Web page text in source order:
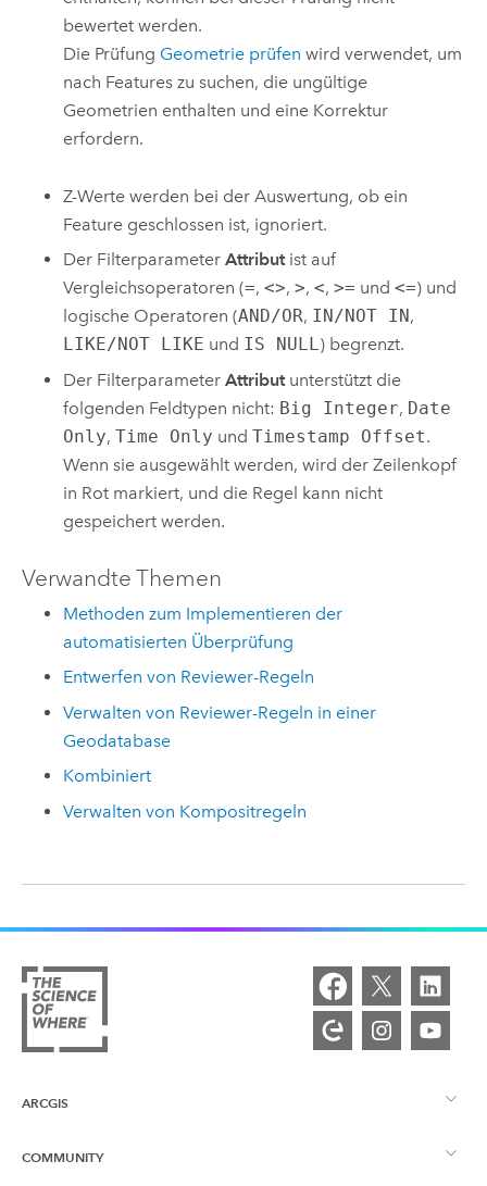
bewertet werden.
Die Prüfung Geometrie prüfen wird verwendet, um
nach Features zu suchen, die ungültige
Geometrien enthalten und eine Korrektur
erfordern.
Z-Werte werden bei der Auswertung, ob ein
Feature geschlossen ist, ignoriert.
Der FilterparameterAttributist auf
Vergleichsoperatoren (=,<>,>,<,>= und<=) und
logische Operatoren (AND/OR, IN/NOT IN,
LIKE/NOT LIKE und IS NULL) begrenzt.
Der FilterparameterAttributunterstützt die
folgenden Feldtypen nicht: Big Integer, Date
Only,Time Only undTimestamp Offset.
Wenn sie ausgewählt werden, wird der Zeilenkopf
in Rot markiert, und die Regel kann nicht
gespeichert werden.
Verwandte Themen
Methoden zum Implementieren der
automatisierten Überprüfung
Entwerfen von Reviewer-Regeln
Verwalten von Reviewer-Regeln in einer
Geodatabase
Kombiniert
Verwalten von Kompositregeln
ARCGIS
ArcGIS – Überblick
COMMUNITY